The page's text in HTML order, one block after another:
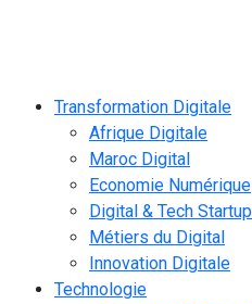
Transformation Digitale
Afrique Digitale
Maroc Digital
Economie Numérique
Digital & Tech
Métiers du Digital
Innovation Digitale
Technologie